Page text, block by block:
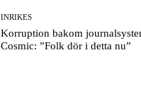
INRIKES
Korruption bakom
Cosmic: ”Folk dör i detta nu”